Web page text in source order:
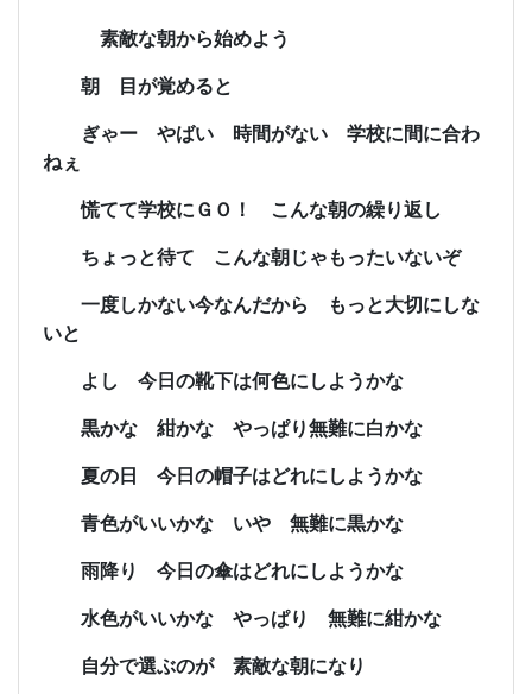
素敵な朝から始めよう
朝 目が覚めると
ぎゃー やばい 時間がない 学校に間に合わ
ねぇ
慌てて学校にＧＯ！ こんな朝の繰り返し
ちょっと待て こんな朝じゃもったいないぞ
一度しかない今なんだから もっと大切にしな
いと
よし 今日の靴下は何色にしようかな
黒かな 紺かな やっぱり無難に白かな
夏の日 今日の帽子はどれにしようかな
青色がいいかな いや 無難に黒かな
雨降り 今日の傘はどれにしようかな
水色がいいかな やっぱり 無難に紺かな
自分で選ぶのが 素敵な朝になり